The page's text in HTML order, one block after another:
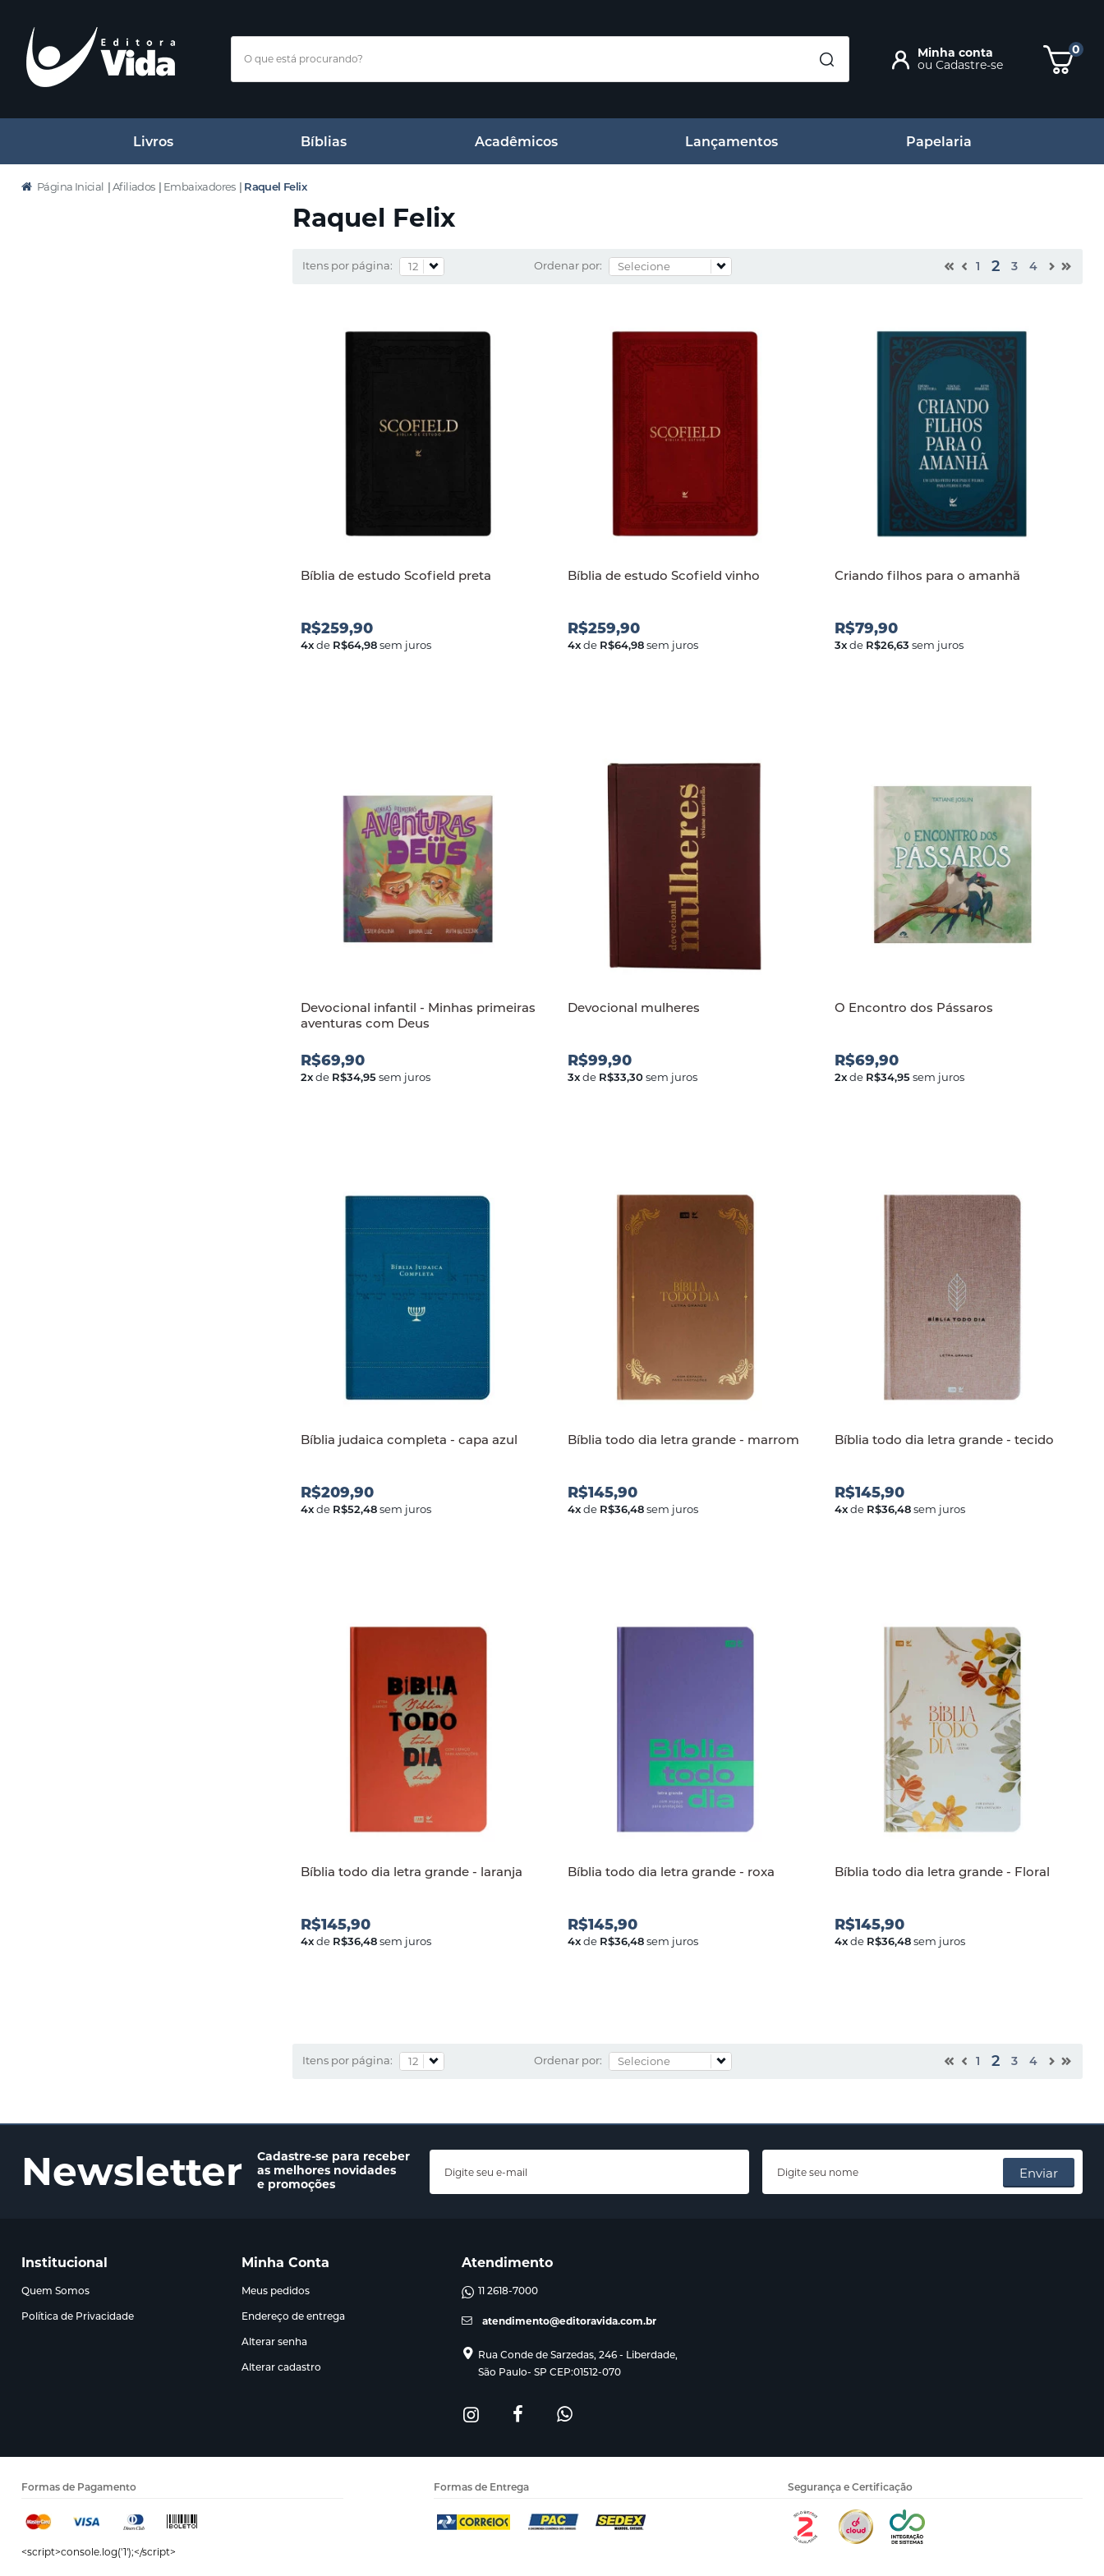
Minha conta
ou Cadastre-se
0
Livros Bíblias Acadêmicos Lançamentos Papelaria
Página Inicial |Afiliados | Embaixadores | Raquel Felix
Raquel Felix
Itens por página: Ordenar por: 1 2 3 4
Bíblia de estudo Scofield preta
R$259,90
4xde R$64,98sem juros
Bíblia de estudo Scofield vinho
R$259,90
4xde R$64,98sem juros
Criando filhos para o amanh
R$79,90
3xde R$26,63 sem juros
Devocional infantil - Minhas primeiras
aventuras com Deus
R$69,90
2xde R$34,95sem juros
Devocional mulheres
R$99,90
3xde R$33,30sem juros
O Encontro dos Pássaros
R$69,90
2xde R$34,95sem juros
Bíblia judaica completa - capa azul
R$209,90
4xde R$52,48sem juros
Bíblia todo dia letra grande - marrom
R$145,90
4xde R$36,48sem juros
Bíblia todo dia letra grande - tecido
R$145,90
4xde R$36,48sem juros
Bíblia todo dia letra grande - laranja
R$145,90
4xde R$36,48sem juros
Bíblia todo dia letra grande - roxa
R$145,90
4xde R$36,48sem juros
Bíblia todo dia letra grande - Floral
R$145,90
4xde R$36,48sem juros
Itens por página: Ordenar por: 1 2 3 4
Newsletter
Cadastre-se para receber
as melhores novidades
e promoções
Enviar
Institucional
Quem Somos
Política de Privacidade
Minha Conta
Meus pedidos
Endereço de entrega
Alterar senha
Alterar cadastro
Atendimento
11 2618-7000
atendimento@editoravida.com.br
Rua Conde de Sarzedas, 246 - Liberdade,
São Paulo- SP CEP:01512-070
Formas de Pagamento
<script>console.log('1');</script>
Formas de Entrega Segurança e Certificação